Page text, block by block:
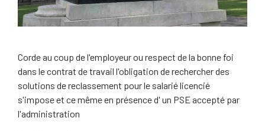
Corde au coup de l'employeur ou respect de la bonne foi
dans le contrat de travail l'obligation de rechercher des
solutions de reclassement pour le salarié licencié
s'impose et ce même en présence d' un PSE accepté par
l'administration